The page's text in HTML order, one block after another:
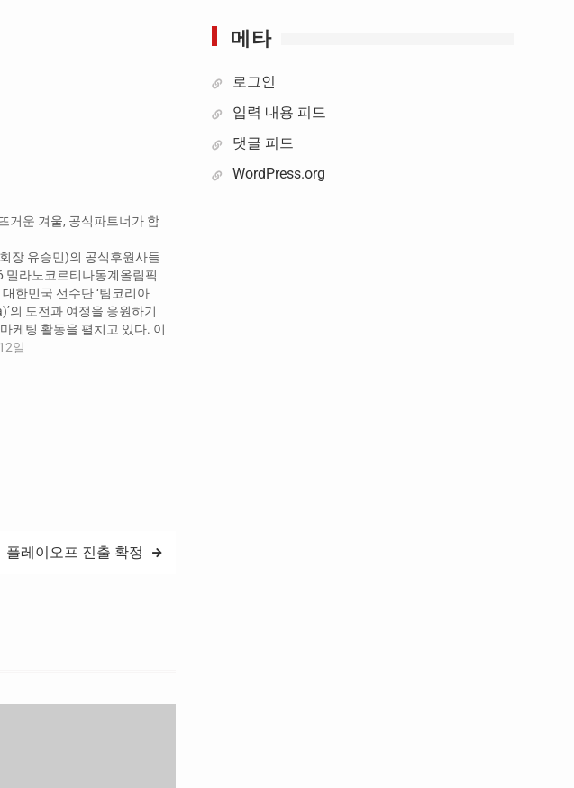
거운 겨울, 공식파트너가 함
장 유승민)의 공식후원사들
밀라노코르티나동계올림픽
한민국 선수단 ‘팀코리아
의 도전과 여정을 응원하기
케팅 활동을 펼치고 있다. 이
체육회와 공식 후원 협약을
이 공식파트너 자격으로 추
일
플레이오프 진출 확정
메타
로그인
입력 내용 피드
댓글 피드
WordPress.org